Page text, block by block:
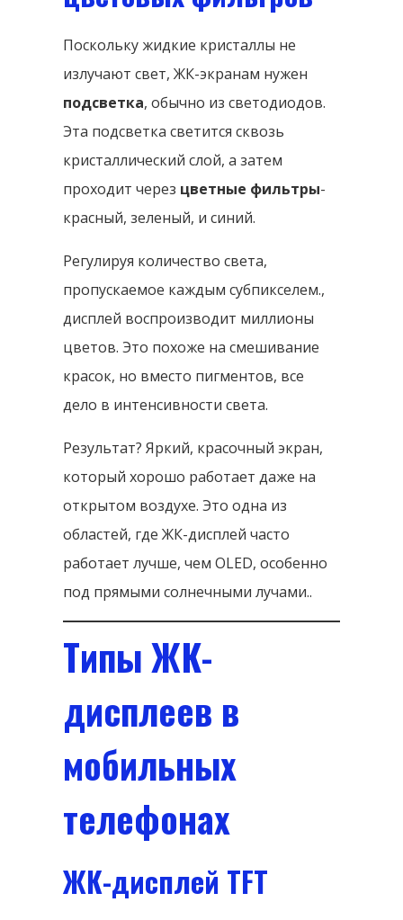
Поскольку жидкие кристаллы не
излучают свет, ЖК-экранам нужен
подсветка, обычно из светодиодов.
Эта подсветка светится сквозь
кристаллический слой, а затем
проходит через цветные фильтры-
красный, зеленый, и синий.
Регулируя количество света,
пропускаемое каждым субпикселем.,
дисплей воспроизводит миллионы
цветов. Это похоже на смешивание
красок, но вместо пигментов, все
дело в интенсивности света.
Результат? Яркий, красочный экран,
который хорошо работает даже на
открытом воздухе. Это одна из
областей, где ЖК-дисплей часто
работает лучше, чем OLED, особенно
под прямыми солнечными лучами..
Типы ЖК-
дисплеев в
мобильных
телефонах
ЖК-дисплей TFT